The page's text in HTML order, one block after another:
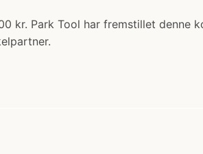
kr. Park Tool har fremstillet denne